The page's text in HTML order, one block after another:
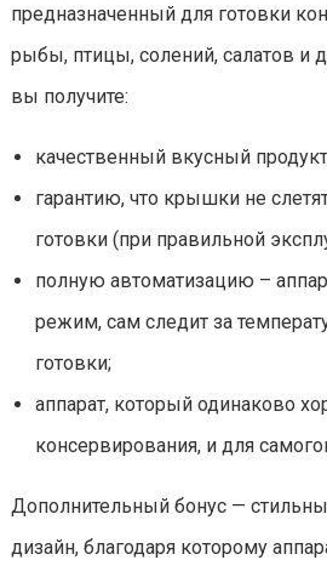
предназначенный для готовки
рыбы, птицы, солений, салатов и
вы получите:
качественный вкусный
гарантию, что крышки не
готовки (при правильной
полную автоматизацию –
режим, сам следит за
готовки;
аппарат, который одинаково
консервирования, и для
Дополнительный бонус —
дизайн, благодаря которому